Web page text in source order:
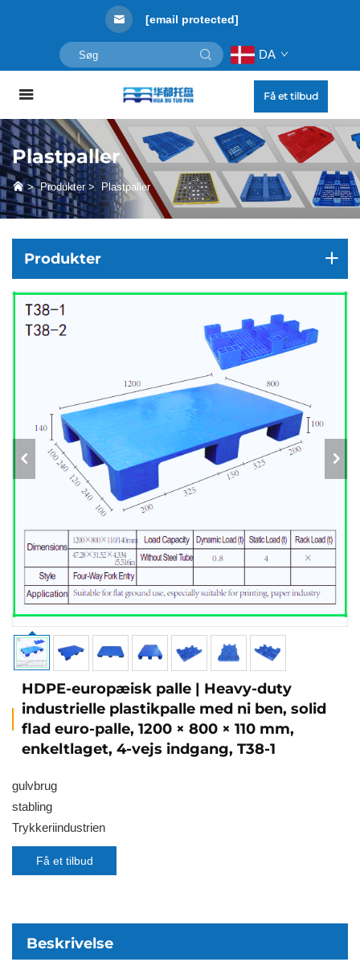
[email protected]
DA
Få et tilbud
Plastpaller
>Produkter>Plastpaller
Produkter
HDPE-europæisk palle | Heavy-duty
industrielle plastikpalle med ni ben, solid
flad euro-palle, 1200 × 800 × 110 mm,
enkeltlaget, 4-vejs indgang, T38-1
gulvbrug
stabling
Trykkeriindustrien
Få et tilbud
Beskrivelse